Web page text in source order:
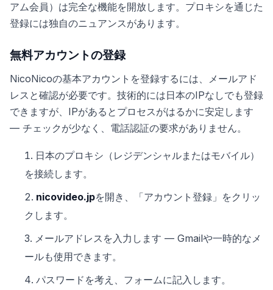
アム会員）は完全な機能を開放します。プロキシを通じた
登録には独自のニュアンスがあります。
無料アカウントの登録
NicoNicoの基本アカウントを登録するには、メールアド
レスと確認が必要です。技術的には日本のIPなしでも登録
できますが、IPがあるとプロセスがはるかに安定します
— チェックが少なく、電話認証の要求がありません。
日本のプロキシ（レジデンシャルまたはモバイル）
を接続します。
nicovideo.jpを開き、「アカウント登録」をクリッ
クします。
メールアドレスを入力します — Gmailや一時的なメ
ールも使用できます。
パスワードを考え、フォームに記入します。